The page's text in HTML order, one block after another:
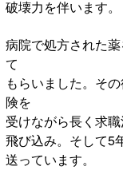
破壊力を伴います。
病院で処方された
て
もらいました。そ
険を
受けながら長く求
飛び込み。そして5
送っています。